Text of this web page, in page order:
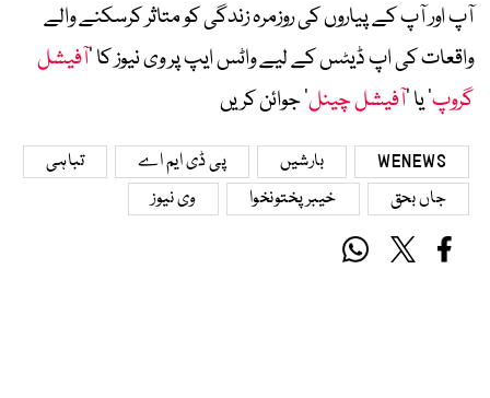
آپ اور آپ کے پیاروں کی روزمرہ زندگی کو متاثر کرسکنے والے
واقعات کی اپ ڈیٹس کے لیے واٹس ایپ پر وی نیوز کا ’آفیشل
گروپ‘ یا ’آفیشل چینل‘ جوائن کریں
WENEWS بارشیں پی ڈی ایم اے
تباہی
جاں بحق
خیبرپختونخوا وی نیوز